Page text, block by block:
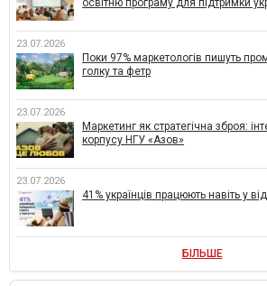
освітню програму для підтримки
23.07.2026
Поки 97% маркетологів пишуть
голку та фетр
23.07.2026
Маркетинг як стратегічна зброя:
корпусу НГУ «Азов»
23.07.2026
41% українців працюють навіть у
БІЛЬШЕ